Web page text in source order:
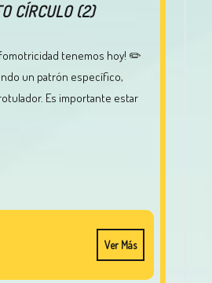
CÍRCULO (2)
un patrón específico,
Es importante estar
Ver Más